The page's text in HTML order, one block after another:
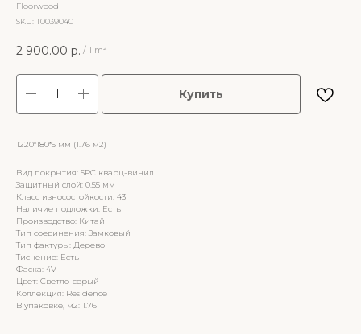
Floorwood
SKU: Т0039040
2 900.00 р. / 1 m²
Купить
1220*180*5 мм (1.76 м2)
Вид покрытия: SPC кварц-винил
Защитный слой: 0.55 мм
Класс износостойкости: 43
Наличие подложки: Есть
Производство: Китай
Тип соединения: Замковый
Тип фактуры: Дерево
Тиснение: Есть
Фаска: 4V
Цвет: Светло-серый
Коллекция: Residence
В упаковке, м2: 1.76